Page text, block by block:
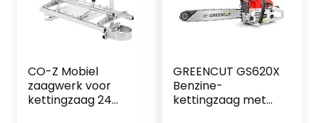
CO-Z Mobiel
zaagwerk voor
kettingzaag 24
GREENCUT GS620X
Benzine-
kettingzaag met